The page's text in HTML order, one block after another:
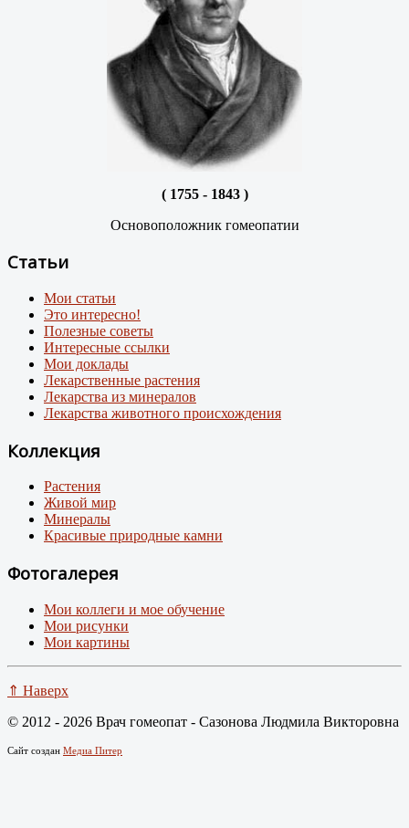
( 1755 - 1843 )
Основоположник гомеопатии
Статьи
Мои статьи
Это интересно!
Полезные советы
Интересные ссылки
Мои доклады
Лекарственные растения
Лекарства из минералов
Лекарства животного происхождения
Коллекция
Растения
Живой мир
Минералы
Красивые природные камни
Фотогалерея
Мои коллеги и мое обучение
Мои рисунки
Мои картины
⇑ Наверх
© 2012 - 2026 Врач гомеопат - Сазонова Людмила Викторовна
Сайт создан Медиа Питер